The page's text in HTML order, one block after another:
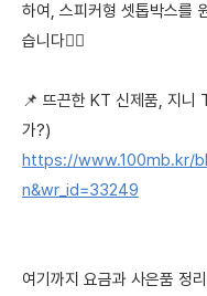
하여, 스피커형 셋톱박스를
습니다🙅‍♀️
📌 뜨끈한 KT 신제품, 지니
가?)
https://www.100mb.kr/
n&wr_id=33249
여기까지 요금과 사은품 정